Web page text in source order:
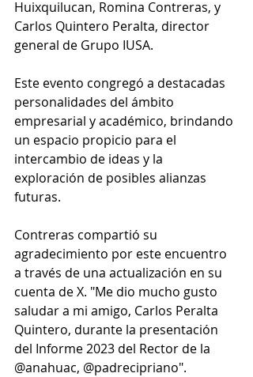
Huixquilucan, Romina Contreras, y
Carlos Quintero Peralta, director
general de Grupo IUSA.
Este evento congregó a destacadas
personalidades del ámbito
empresarial y académico, brindando
un espacio propicio para el
intercambio de ideas y la
exploración de posibles alianzas
futuras.
Contreras compartió su
agradecimiento por este encuentro
a través de una actualización en su
cuenta de X. "Me dio mucho gusto
saludar a mi amigo, Carlos Peralta
Quintero, durante la presentación
del Informe 2023 del Rector de la
@anahuac, @padrecipriano".